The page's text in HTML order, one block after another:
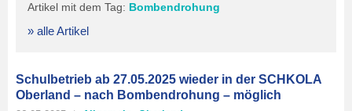
Artikel mit dem Tag: Bombendrohung
» alle Artikel
Schulbetrieb ab 27.05.2025 wieder in der SCHKOLA
Oberland – nach Bombendrohung – möglich